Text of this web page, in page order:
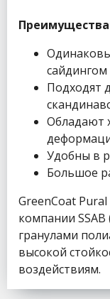
сайдингом
Подходят
Обладают
Удобны в
Большое
GreenCoat
компании
гранулами
высокой
воздействиям.